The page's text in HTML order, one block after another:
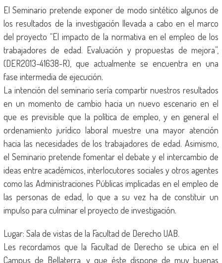
El Seminario pretende exponer de modo sintético algunos de
los resultados de la investigación llevada a cabo en el marco
del proyecto “El impacto de la normativa en el empleo de los
trabajadores de edad. Evaluación y propuestas de mejora”,
(DER2013-41638-R), que actualmente se encuentra en una
fase intermedia de ejecución.
La intención del seminario sería compartir nuestros resultados
en un momento de cambio hacia un nuevo escenario en el
que es previsible que la política de empleo, y en general el
ordenamiento jurídico laboral muestre una mayor atención
hacia las necesidades de los trabajadores de edad. Asimismo,
el Seminario pretende fomentar el debate y el intercambio de
ideas entre académicos, interlocutores sociales y otros agentes
como las Administraciones Públicas implicadas en el empleo de
las personas de edad, lo que a su vez ha de constituir un
impulso para culminar el proyecto de investigación.
Lugar: Sala de vistas de la Facultad de Derecho UAB.
Les recordamos que la Facultad de Derecho se ubica en el
Campus de Bellaterra, y que éste dispone de muy buenas